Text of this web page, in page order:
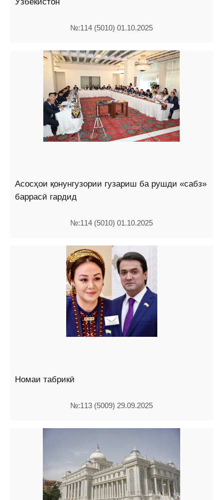
№:114 (5010) 01.10.2025
Асосҳои қонунгузории гузариш ба рушди «сабз»
баррасӣ гардид
№:114 (5010) 01.10.2025
Номаи табрикӣ
№:113 (5009) 29.09.2025